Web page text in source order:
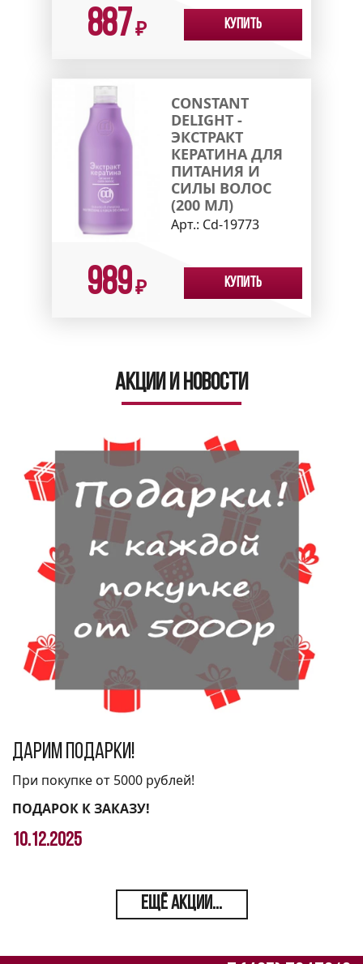
887₽ Купить
CONSTANT
DELIGHT -
ЭКСТРАКТ
КЕРАТИНА ДЛЯ
ПИТАНИЯ И
СИЛЫ ВОЛОС
(200 МЛ)
Арт.: Cd-19773
989₽ Купить
Акции и новости
Дарим подарки!
При покупке от 5000 рублей!
ПОДАРОК К ЗАКАЗУ!
10.12.2025
ЕЩЁ АКЦИИ...